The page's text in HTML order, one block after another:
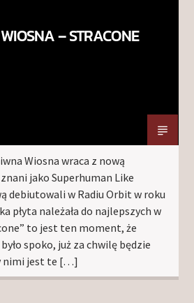
– STRACONE
Wiosna wraca z nową
jako Superhuman Like
debiutowali w Radiu Orbit w roku
płyta należała do najlepszych w
to jest ten moment, że
spoko, już za chwilę będzie
nimi jest te […]